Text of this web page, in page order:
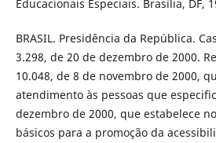
Educacionais Especiais. Brasília, DF,
BRASIL. Presidência da República.
3.298, de 20 de dezembro de 2000.
10.048, de 8 de novembro de 2000,
atendimento às pessoas que
dezembro de 2000, que estabelece
básicos para a promoção da